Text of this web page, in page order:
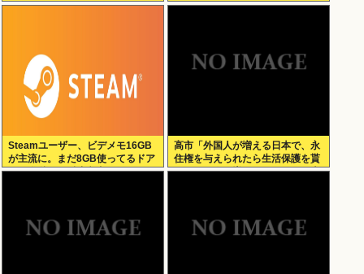
Steamユーザー、ビデメモ16GB
が主流に。まだ8GB使ってるドア
ホの嫌儲民は反省文書いてね。
高市「外国人が増える日本で、永
住権を与えられたら生活保護を貰
うなんて人が増えては困る。日本